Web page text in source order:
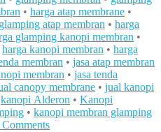
• harga atap membrane •
atap membran • harga
glamping kanopi membran •
harga kanopi membran • harga
membran • jasa atap membran
membran • jasa tenda
canopy membrane • jual kanopi
kanopi Alderon • Kanopi
• kanopi membran glamping
Comments